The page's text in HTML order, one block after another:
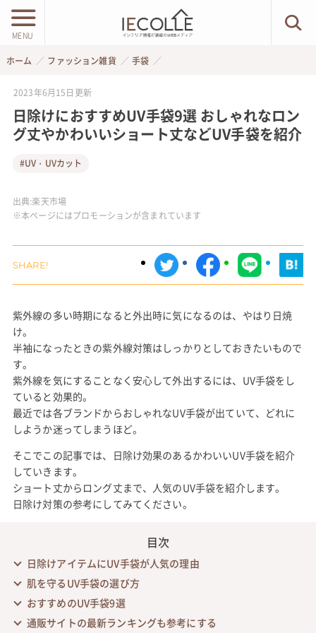
MENU
ホーム ファッション雑貨 手袋
2023年6月15日 更新
日除けにおすすめUV手袋9選 おしゃれなロン
グ丈やかわいいショート丈などUV手袋を紹介
#UV・UVカット
出典:楽天市場
※本ページにはプロモーションが含まれています
紫外線の多い時期になると外出時に気になるのは、やはり日焼
け。
半袖になったときの紫外線対策はしっかりとしておきたいもので
す。
紫外線を気にすることなく安心して外出するには、UV手袋をし
ていると効果的。
最近では各ブランドからおしゃれなUV手袋が出ていて、どれに
しようか迷ってしまうほど。
そこでこの記事では、日除け効果のあるかわいいUV手袋を紹介
していきます。
ショート丈からロング丈まで、人気のUV手袋を紹介します。
日除け対策の参考にしてみてください。
目次
日除けアイテムにUV手袋が人気の理由
肌を守るUV手袋の選び方
おすすめのUV手袋9選
通販サイトの最新ランキングも参考にする